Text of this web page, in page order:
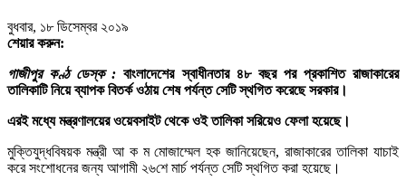
বুধবার, ১৮ ডিসেম্বর ২০১৯
শেয়ার করুন:
গাজীপুর কণ্ঠ ডেস্ক : বাংলাদেশের স্বাধীনতার ৪৮ বছর পর প্রকাশিত রাজাকারের
তালিকাটি নিয়ে ব্যাপক বিতর্ক ওঠায় শেষ পর্যন্ত সেটি স্থগিত করেছে সরকার।
এরই মধ্যে মন্ত্রণালয়ের ওয়েবসাইট থেকে ওই তালিকা সরিয়েও ফেলা হয়েছে।
মুক্তিযুদ্ধবিষয়ক মন্ত্রী আ ক ম মোজাম্মেল হক জানিয়েছেন, রাজাকারের তালিকা যাচাই
করে সংশোধনের জন্য আগামী ২৬শে মার্চ পর্যন্ত সেটি স্থগিত করা হয়েছে।